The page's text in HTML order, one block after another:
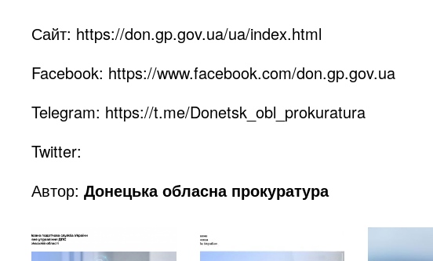
Сайт: https://don.gp.gov.ua/ua/index.html
Facebook: https://www.facebook.com/don.gp.gov.ua
Telegram: https://t.me/Donetsk_obl_prokuratura
Twitter:
Автор:Донецька обласна прокуратура